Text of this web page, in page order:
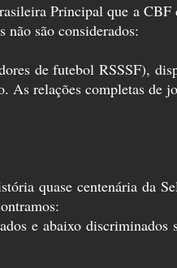
Principal que a
não são considerados:
de futebol RSSSF),
As relações completas de
quase centenária da
e abaixo discriminados